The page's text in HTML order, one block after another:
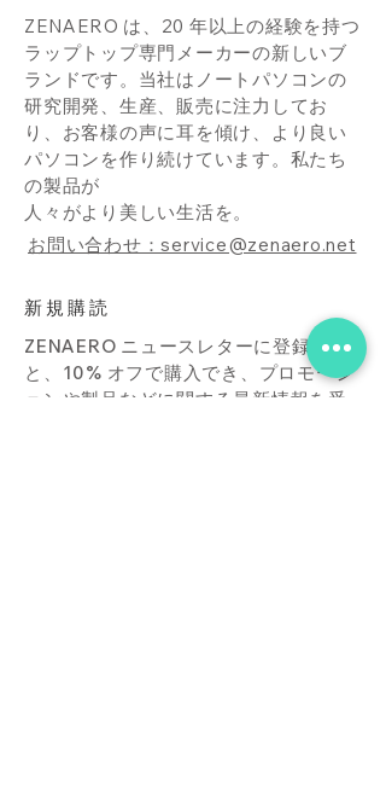
ZENAERO は、20 年以上の経験を持つ
ラップトップ専門メーカーの新しいブ
ランドです。当社はノートパソコンの
研究開発、生産、販売に注力してお
り、お客様の声に耳を傾け、より良い
パソコンを作り続けています。私たち
の製品が
人々がより美しい生活を。
お問い合わせ：service@zenaero.net
新規購読
ZENAERO ニュースレターに登録する
と、10% オフで購入でき、プロモーシ
ョンや製品などに関する最新情報を受